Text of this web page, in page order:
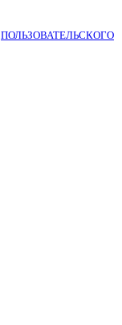
ПОЛЬЗОВАТЕЛЬСКОГО